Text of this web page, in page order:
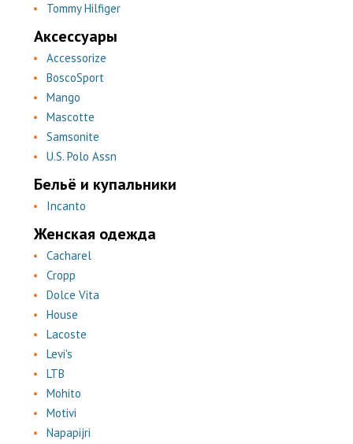
Tommy Hilfiger
Аксессуары
Accessorize
BoscoSport
Mango
Mascotte
Samsonite
U.S. Polo Assn
Бельё и купальники
Incanto
Женская одежда
Cacharel
Cropp
Dolce Vita
House
Lacoste
Levi's
LTB
Mohito
Motivi
Napapijri